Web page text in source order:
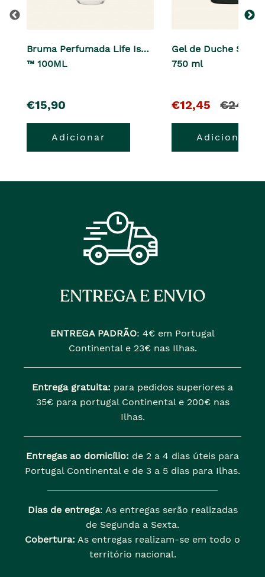
Bruma Perfumada Life Is…
™ 100ML
pre�o
€15,90
Adicionar
Gel de Duche
750 ml
O
pre�o
atual
€12,45
e
o
pre�o
era
€24,90
Adicionar
ENTREGA E ENVIO
ENTREGA PADRÃO: 4€ em Portugal
Continental e 23€ nas Ilhas.
Entrega gratuita: para pedidos superiores a
35€ para portugal Continental e 200€ nas
Ilhas.
Entregas ao domicílio: de 2 a 4 dias úteis para
Portugal Continental e de 3 a 5 dias para Ilhas.
Dias de entrega: As entregas serão realizadas
de Segunda a Sexta.
Cobertura: As entregas realizam-se em todo o
território nacional.